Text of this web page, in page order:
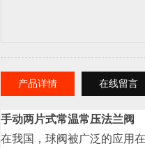
产品详情 在线留言
手动两片式常温常压法兰阀
在我国，球阀被广泛的应用